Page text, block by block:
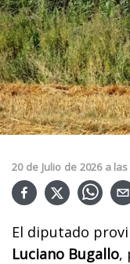
20 de Julio de 2026 a las
El diputado
Luciano Bugallo,